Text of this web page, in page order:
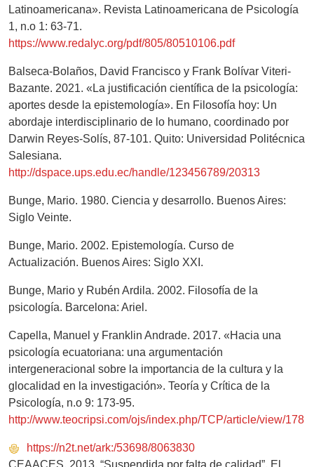
Latinoamericana». Revista Latinoamericana de Psicología
1, n.o 1: 63-71.
https://www.redalyc.org/pdf/805/80510106.pdf
Balseca-Bolaños, David Francisco y Frank Bolívar Viteri-
Bazante. 2021. «La justificación científica de la psicología:
aportes desde la epistemología». En Filosofía hoy: Un
abordaje interdisciplinario de lo humano, coordinado por
Darwin Reyes-Solís, 87-101. Quito: Universidad Politécnica
Salesiana.
http://dspace.ups.edu.ec/handle/123456789/20313
Bunge, Mario. 1980. Ciencia y desarrollo. Buenos Aires:
Siglo Veinte.
Bunge, Mario. 2002. Epistemología. Curso de
Actualización. Buenos Aires: Siglo XXI.
Bunge, Mario y Rubén Ardila. 2002. Filosofía de la
psicología. Barcelona: Ariel.
Capella, Manuel y Franklin Andrade. 2017. «Hacia una
psicología ecuatoriana: una argumentación
intergeneracional sobre la importancia de la cultura y la
glocalidad en la investigación». Teoría y Crítica de la
Psicología, n.o 9: 173-95.
http://www.teocripsi.com/ojs/index.php/TCP/article/view/178
https://n2t.net/ark:/53698/8063830